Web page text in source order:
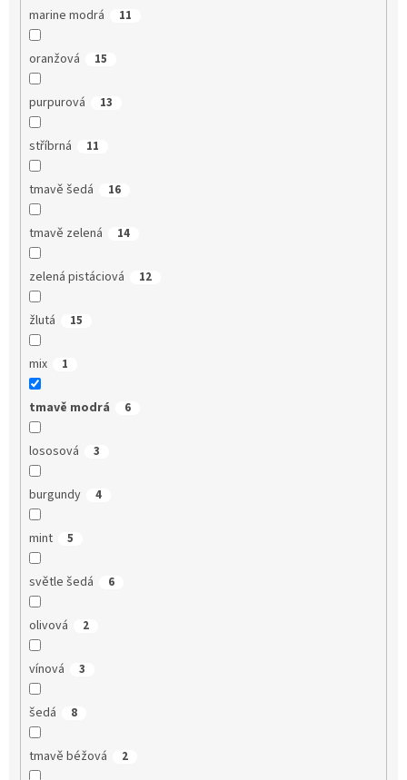
marine modrá 11
oranžová 15
purpurová 13
stříbrná 11
tmavě šedá 16
tmavě zelená 14
zelená pistáciová 12
žlutá 15
mix 1
tmavě modrá 6
lososová 3
burgundy 4
mint 5
světle šedá 6
olivová 2
vínová 3
šedá 8
tmavě béžová 2